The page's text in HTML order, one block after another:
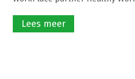
Lees meer